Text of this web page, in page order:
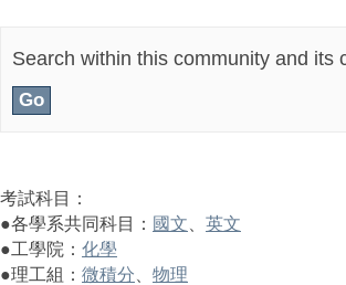
Search within this community and its
考試科目：
●各學系共同科目： 國文
英文
●工學院： 化學
●理工組： 微積分 物理